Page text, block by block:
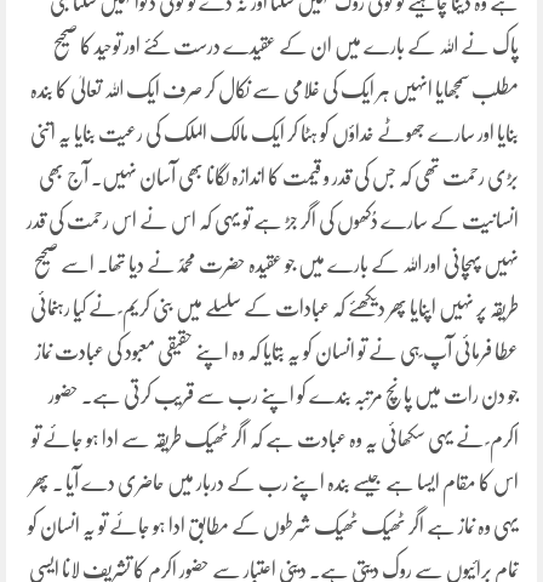
پاک نے اللہ کے بارے میں ان کے عقیدے درست کئے اور توحید کا صحیح
مطلب سمجھایا انہیں ہر ایک کی غلامی سے نکال کر صرف ایک اللہ تعالیٰ کا بندہ
بنایا اور سارے جھوٹے خداؤں کو ہٹا کر ایک مالک الملک کی رعیت بنایا یہ اتنی
بڑی رحمت تھی کہ جس کی قدر و قیمت کا اندازہ لگانا بھی آسان نہیں۔ آج بھی
انسانیت کے سارے دُکھوں کی اگر جڑ ہے تو یہی کہ اس نے اس رحمت کی قدر
نہیں پہچانی اور اللہ کے بارے میں جو عقیدہ حضرت محمدؐنے دیا تھا۔ اسے صحیح
طریقہ پر نہیں اپنایا پھر دیکھئے کہ عبادات کے سلسلے میں بنی کریم ؐ نے کیا رہنمائی
عطا فرمائی آپ ؐہی نے تو انسان کو یہ بتایا کہ وہ اپنے حقیقی معبود کی عبادت نماز
جو دن رات میں پانچ مرتبہ بندے کو اپنے رب سے قریب کرتی ہے۔ حضور
اکرم ؐ نے یہی سکھائی یہ وہ عبادت ہے کہ اگر ٹھیک طریقہ سے ادا ہو جائے تو
اس کا مقام ایسا ہے جیسے بندہ اپنے رب کے دربار میں حاضری دے آیا ۔ پھر
یہی وہ نماز ہے اگر ٹھیک ٹھیک شرطوں کے مطابق ادا ہو جائے تو یہ انسان کو
تمام برائیوں سے روک دیتی ہے۔ دینی اعتبار سے حضور اکرم کا تشریف لانا ایسی